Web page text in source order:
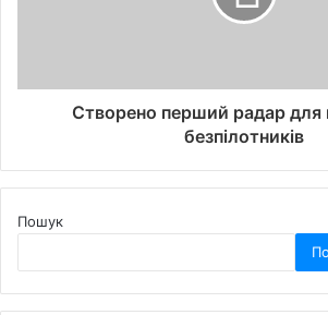
Створено перший радар для
безпілотників
Пошук